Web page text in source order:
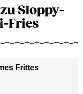
Sloppy-
Fries
Frittes